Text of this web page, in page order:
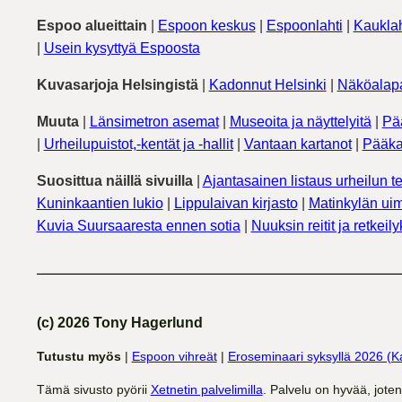
Espoo alueittain Espoon keskus| Espoonlahti
Usein kysyttyä Espoosta
Kuvasarjoja Helsingistä| Kadonnut Helsinki
Muuta| Länsimetron asemat| Museoita ja näyttelyitä
Urheilupuistot,-kentät ja -hallit| Vantaan kartanot|
Suosittua näillä sivuilla| Ajantasainen listaus urheilun
Kuninkaantien lukio| Lippulaivan kirjasto|
Matinkylän
Kuvia Suursaaresta ennen sotia
Nuuksin reitit ja
(c) 2026 Tony Hagerlund
Tutustu myös| Espoon vihreät| Eroseminaari syksyllä 2026
Tämä sivusto pyörii Xetnetin palvelimilla . Palvelu on hyvää,